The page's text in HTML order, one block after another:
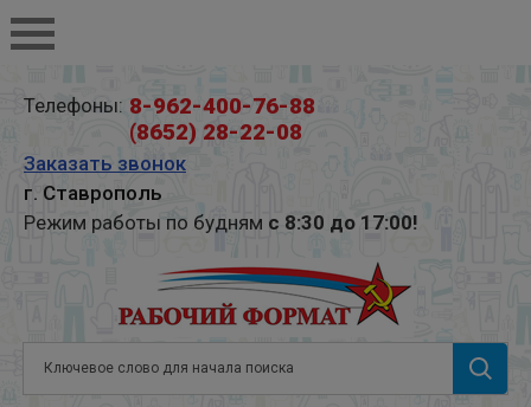
Телефоны: 8-962-400-76-88
(8652) 28-22-08
Заказать звонок
г. Ставрополь
Режим работы по будням с 8:30 до 17:00!